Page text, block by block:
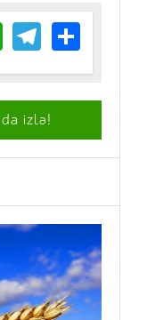
WhatsApp
Telegram
Share
izlə!